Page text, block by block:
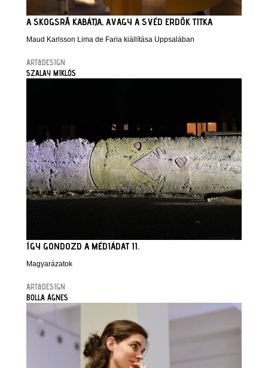
A SKOGSRÅ KABÁTJA, AVAGY A SVÉD ERDŐK TITKA
Maud Karlsson Lima de Faria kiállítása Uppsalában
ART&DESIGN
SZALAY MIKLÓS
ÍGY GONDOZD A MÉDIÁDAT II.
Magyarázatok
ART&DESIGN
BOLLA ÁGNES